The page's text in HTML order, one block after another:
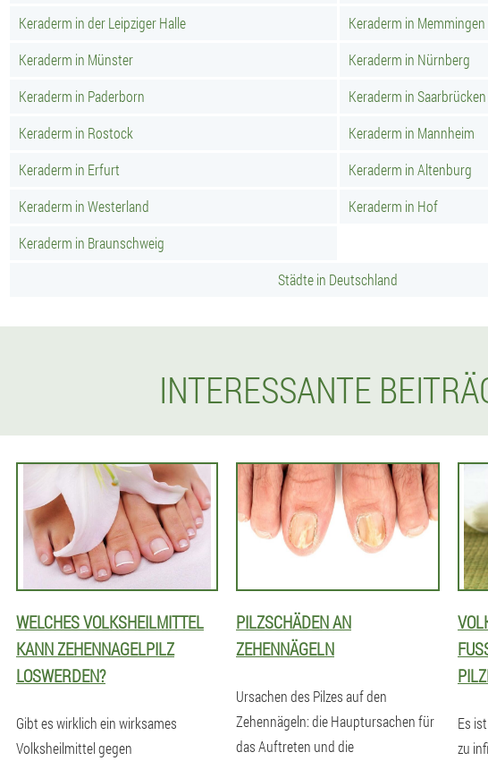
Keraderm in der Leipziger Halle
Keraderm in Memmingen
Keraderm in Münster
Keraderm in Nürnberg
Keraderm in Paderborn
Keraderm in Saarbrücken
Keraderm in Rostock
Keraderm in Mannheim
Keraderm in Erfurt
Keraderm in Altenburg
Keraderm in Westerland
Keraderm in Hof
Keraderm in Braunschweig
Städte in Deutschland
INTERESSANTE
WELCHES VOLKSHEILMITTEL
KANN ZEHENNAGELPILZ
LOSWERDEN?
Gibt es wirklich ein wirksames
Volksheilmittel gegen
PILZSCHÄDEN AN
ZEHENNÄGELN
Ursachen des Pilzes auf den
Zehennägeln: die Hauptursachen für
das Auftreten und die
Es
zu